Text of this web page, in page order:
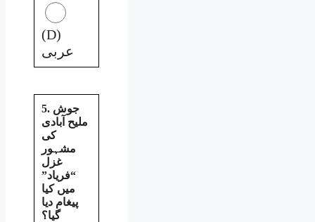
(D)
عربی
5. جوش
ملیح آبادی
کی
مشہور
غزل
“فریاد”
میں کیا
پیغام دیا
گیا؟